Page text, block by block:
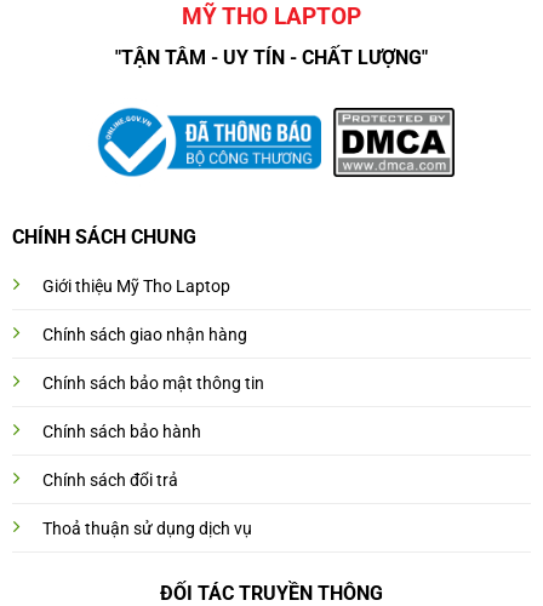
MỸ THO LAPTOP
"TẬN TÂM - UY TÍN - CHẤT LƯỢNG"
CHÍNH SÁCH CHUNG
Giới thiệu Mỹ Tho Laptop
Chính sách giao nhận hàng
Chính sách bảo mật thông tin
Chính sách bảo hành
Chính sách đổi trả
Thoả thuận sử dụng dịch vụ
ĐỐI TÁC TRUYỀN THÔNG